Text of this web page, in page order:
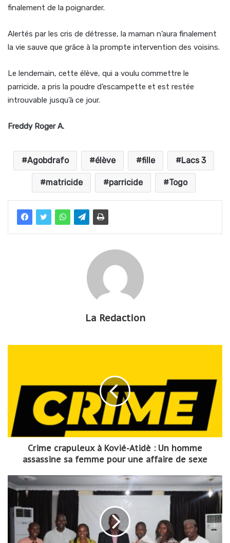
finalement de la poignarder.
Alertés par les cris de détresse, la maman n’aura finalement
la vie sauve que grâce à la prompte intervention des voisins.
Le lendemain, cette élève, qui a voulu commettre le
parricide, a pris la poudre d’escampette et est restée
introuvable jusqu’à ce jour.
Freddy Roger A.
Agobdrafo élève fille Lacs 3
matricide parricide Togo
La Redaction
Crime crapuleux à Kovié-Atidè : Un homme
assassine sa femme pour une affaire de sexe